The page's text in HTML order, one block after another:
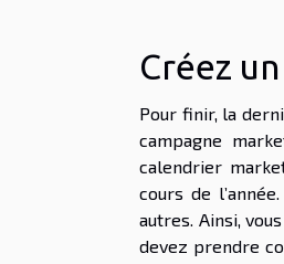
Créez
Pour finir, la
campagne
calendrier
cours de
autres. Ainsi,
devez prendre